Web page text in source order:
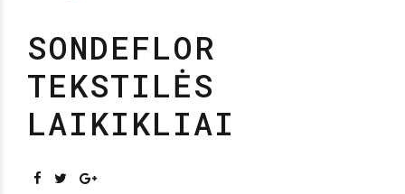
SONDEFLOR
TEKSTILĖS
LAIKIKLIAI